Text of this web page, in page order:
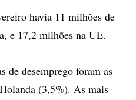
havia 11 milhões de
e 17,2 milhões na UE.
de desemprego foram as
(3,5%). As mais